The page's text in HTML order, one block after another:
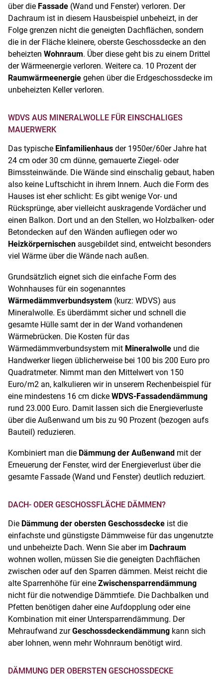
über die Fassade (Wand und Fenster) verloren. Der
Dachraum ist in diesem Hausbeispiel unbeheizt, in der
Folge grenzen nicht die geneigten Dachflächen, sondern
die in der Fläche kleinere, oberste Geschossdecke an den
beheizten Wohnraum. Über diese geht bis zu einem Drittel
der Wärmeenergie verloren. Weitere ca. 10 Prozent der
Raumwärmeenergie gehen über die Erdgeschossdecke im
unbeheizten Keller verloren.
WDVS AUS MINERALWOLLE FÜR EINSCHALIGES
MAUERWERK
Das typische Einfamilienhaus der 1950er/60er Jahre hat
24 cm oder 30 cm dünne, gemauerte Ziegel- oder
Bimssteinwände. Die Wände sind einschalig gebaut, haben
also keine Luftschicht in ihrem Innern. Auch die Form des
Hauses ist eher schlicht: Es gibt wenige Vor- und
Rücksprünge, aber vielleicht auskragende Vordächer und
einen Balkon. Dort und an den Stellen, wo Holzbalken- oder
Betondecken auf den Wänden aufliegen oder wo
Heizkörpernischen ausgebildet sind, entweicht besonders
viel Wärme über die Wände nach außen.
Grundsätzlich eignet sich die einfache Form des
Wohnhauses für ein sogenanntes
Wärmedämmverbundsystem (kurz: WDVS) aus
Mineralwolle. Es überdämmt sicher und schnell die
gesamte Hülle samt der in der Wand vorhandenen
Wärmebrücken. Die Kosten für das
Wärmedämmverbundsystem mit Mineralwolle und die
Handwerker liegen üblicherweise bei 100 bis 200 Euro pro
Quadratmeter. Nimmt man den Mittelwert von 150
Euro/m2 an, kalkulieren wir in unserem Rechenbeispiel für
eine mindestens 16 cm dicke WDVS-Fassadendämmung
rund 23.000 Euro. Damit lassen sich die Energieverluste
über die Außenwand um bis zu 90 Prozent (bezogen aufs
Bauteil) reduzieren.
Kombiniert man die Dämmung der Außenwand mit der
Erneuerung der Fenster, wird der Energieverlust über die
gesamte Fassade (Wand und Fenster) deutlich reduziert.
DACH- ODER GESCHOSSFLÄCHE DÄMMEN?
Die Dämmung der obersten Geschossdecke ist die
einfachste und günstigste Dämmweise für das ungenutzte
und unbeheizte Dach. Wenn Sie aber im Dachraum
wohnen wollen, müssen Sie die geneigten Dachflächen
zwischen oder auf den Sparren dämmen. Meist reicht die
alte Sparrenhöhe für eine Zwischensparrendämmung
nicht für die notwendige Dämmtiefe. Die Dachbalken und
Pfetten benötigen daher eine Aufdopplung oder eine
Kombination mit einer Untersparrendämmung. Der
Mehraufwand zurGeschossdeckendämmung kann sich
aber lohnen, wenn mehr Wohnraum benötigt wird.
DÄMMUNG DER OBERSTEN GESCHOSSDECKE